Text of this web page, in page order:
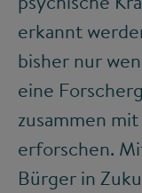
erkannt
bisher nur
eine
zusammen
erforschen.
Bürger in